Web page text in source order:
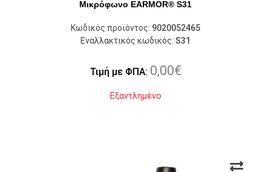
Μικρόφωνο EARMOR® S31
Κωδικός προϊόντος: 9020052465
Εναλλακτικός κωδικός: S31
Τιμή με ΦΠΑ: 0,00€
Εξαντλημένο